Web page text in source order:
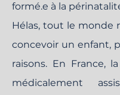
formé.e à la
Hélas, tout le monde
concevoir un enfant,
raisons. En France,
médicalement